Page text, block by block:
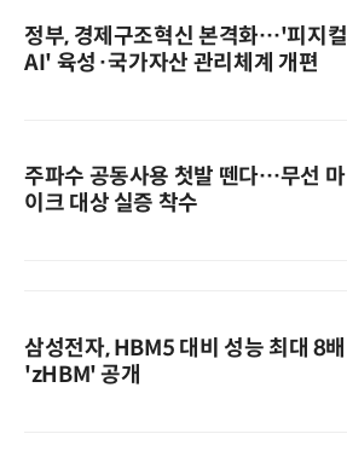
정부, 경제구조혁신 본격화…'피지컬
AI' 육성·국가자산 관리체계 개편
주파수 공동사용 첫발 뗀다…무선 마
이크 대상 실증 착수
삼성전자, HBM5 대비 성능 최대 8배
'zHBM' 공개